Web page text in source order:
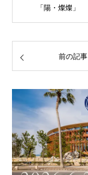
「陽・燦燦」
前の記事